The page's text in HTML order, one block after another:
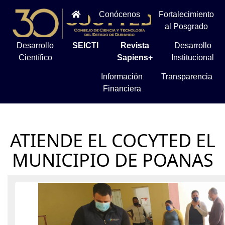
Conócenos
Fortalecimiento
al Posgrado
Desarrollo
Científico
SEICTI
Revista
Sapiens+
Desarrollo
Institucional
Información
Financiera
Transparencia
ATIENDE EL COCYTED EL
MUNICIPIO DE POANAS